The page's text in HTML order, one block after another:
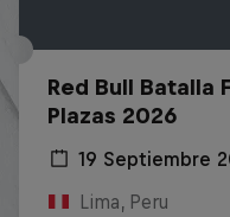
Red Bull Batalla
Plazas 2026
19 Septiembre
Lima, Peru